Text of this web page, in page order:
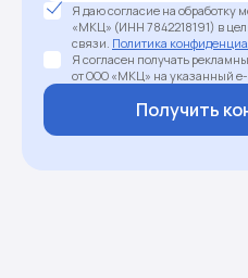
Я даю согласие на
«МКЦ» (ИНН 7842218191) в
связи. Политика
Я согласен получать
от ООО «МКЦ» на указанный
Получить